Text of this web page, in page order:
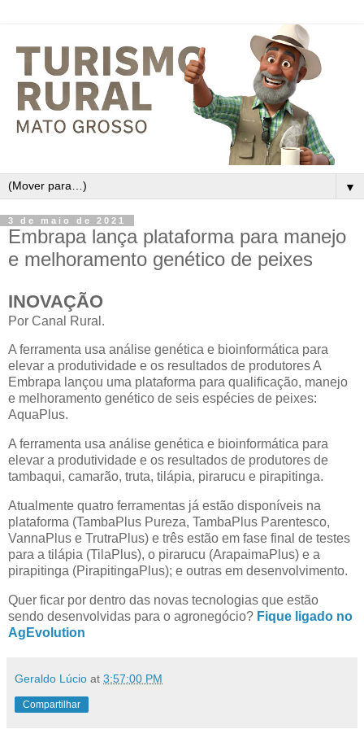
▼
3 de maio de 2021
Embrapa lança plataforma para manejo
e melhoramento genético de peixes
INOVAÇÃO
Por Canal Rural.
A ferramenta usa análise genética e bioinformática para
elevar a produtividade e os resultados de produtores A
Embrapa lançou uma plataforma para qualificação, manejo
e melhoramento genético de seis espécies de peixes:
AquaPlus.
A ferramenta usa análise genética e bioinformática para
elevar a produtividade e os resultados de produtores de
tambaqui, camarão, truta, tilápia, pirarucu e pirapitinga.
Atualmente quatro ferramentas já estão disponíveis na
plataforma (TambaPlus Pureza, TambaPlus Parentesco,
VannaPlus e TrutraPlus) e três estão em fase final de testes
para a tilápia (TilaPlus), o pirarucu (ArapaimaPlus) e a
pirapitinga (PirapitingaPlus); e outras em desenvolvimento.
Quer ficar por dentro das novas tecnologias que estão
sendo desenvolvidas para o agronegócio? Fique ligado no
AgEvolution
Geraldo Lúcio at 3:57:00 PM
Compartilhar